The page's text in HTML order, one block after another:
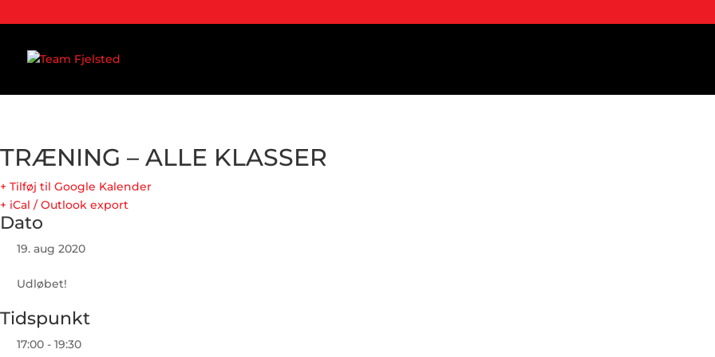
TRÆNING – ALLE KLASSER
+ Tilføj til Google Kalender
+ iCal / Outlook export
Dato
19. aug 2020
Udløbet!
Tidspunkt
17:00 - 19:30